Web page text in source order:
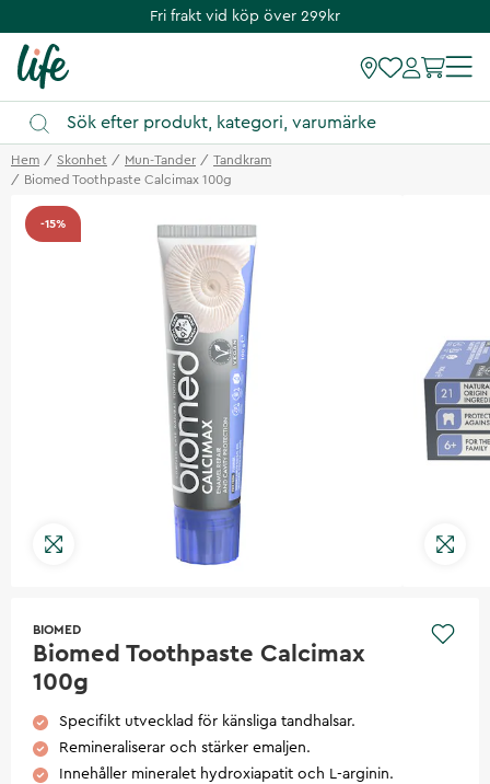
Fri frakt vid köp över 299kr
Hem Skonhet Mun-Tander
Tandkram
Biomed Toothpaste Calcimax 100g
-15%
BIOMED
Biomed Toothpaste Calcimax
100g
Specifikt utvecklad för känsliga tandhalsar.
Remineraliserar och stärker emaljen.
Innehåller mineralet hydroxiapatit och L-arginin.